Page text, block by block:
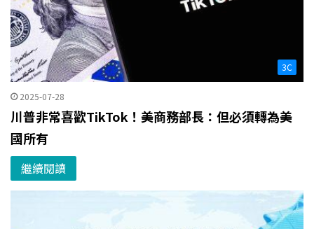
3C
2025-07-28
川普非常喜歡TikTok！美商務部長：但必須轉為美
國所有
繼續閱讀